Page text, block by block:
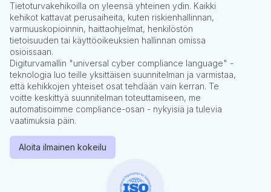
Tietoturvakehikoilla on yleensä yhteinen ydin. Kaikki
kehikot kattavat perusaiheita, kuten riskienhallinnan,
varmuuskopioinnin, haittaohjelmat, henkilöstön
tietoisuuden tai käyttöoikeuksien hallinnan omissa
osioissaan.
Digiturvamallin "universal cyber compliance language" -
teknologia luo teille yksittäisen suunnitelman ja varmistaa,
että kehikkojen yhteiset osat tehdään vain kerran. Te
voitte keskittyä suunnitelman toteuttamiseen, me
automatisoimme compliance-osan - nykyisiä ja tulevia
vaatimuksia päin.
Aloita ilmainen kokeilu